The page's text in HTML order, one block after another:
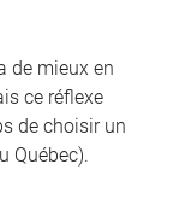
de mieux en
ce réflexe
de choisir un
Québec).